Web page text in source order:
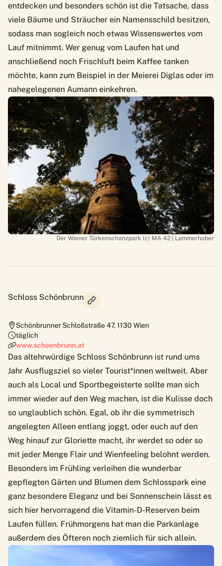
entdecken und besonders schön ist die Tatsache, dass
viele Bäume und Sträucher ein Namensschild besitzen,
sodass man sogleich noch etwas Wissenswertes vom
Lauf mitnimmt. Wer genug vom Laufen hat und
anschließend noch Frischluft beim Kaffee tanken
möchte, kann zum Beispiel in der Meierei Diglas oder im
nahegelegenen Aumann einkehren.
Der Wiener Türkenschanzpark (c) MA 42 | Lammerhuber
Schloss Schönbrunn
Schönbrunner Schloßstraße 47,1130 Wien
täglich
www.schoenbrunn.at
Das altehrwürdige Schloss Schönbrunn ist rund ums
Jahr Ausflugsziel so vieler Tourist*innen weltweit. Aber
auch als Local und Sportbegeisterte sollte man sich
immer wieder auf den Weg machen, ist die Kulisse doch
so unglaublich schön. Egal, ob ihr die symmetrisch
angelegten Alleen entlang joggt, oder euch auf den
Weg hinauf zur Gloriette macht, ihr werdet so oder so
mit jeder Menge Flair und Wienfeeling belohnt werden.
Besonders im Frühling verleihen die wunderbar
gepflegten Gärten und Blumen dem Schlosspark eine
ganz besondere Eleganz und bei Sonnenschein lässt es
sich hier hervorragend die Vitamin-D-Reserven beim
Laufen füllen. Frühmorgens hat man die Parkanlage
außerdem des Öfteren noch ziemlich für sich allein.